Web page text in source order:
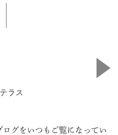
ラス
グをいつもご覧になってい